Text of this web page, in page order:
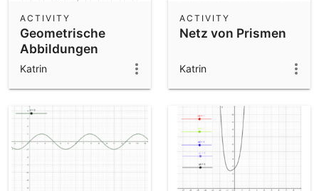
Geometrische
Abbildungen
ACTIVITY
Katrin
Netz von Prismen
ACTIVITY
Katrin